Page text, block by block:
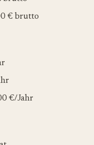
€ brutto
€/Jahr